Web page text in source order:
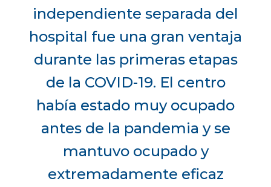
independiente separada del
hospital fue una gran ventaja
durante las primeras etapas
de la COVID-19. El centro
había estado muy ocupado
antes de la pandemia y se
mantuvo ocupado y
extremadamente eficaz